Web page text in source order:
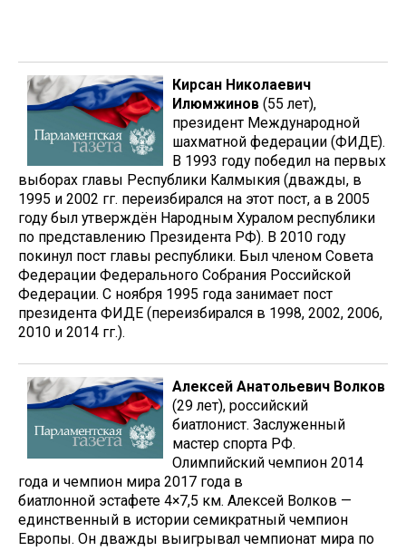
Кирсан Николаевич
Илюмжинов (55 лет),
президент Международной
шахматной федерации (ФИДЕ).
В 1993 году победил на первых
выборах главы Республики Калмыкия (дважды, в
1995 и 2002 гг. переизбирался на этот пост, а в 2005
году был утверждён Народным Хуралом республики
по представлению Президента РФ). В 2010 году
покинул пост главы республики. Был членом Совета
Федерации Федерального Собрания Российской
Федерации. С ноября 1995 года занимает пост
президента ФИДЕ (переизбирался в 1998, 2002, 2006,
2010 и 2014 гг.).
Алексей Анатольевич Волков
(29 лет), российский
биатлонист. Заслуженный
мастер спорта РФ.
Олимпийский чемпион 2014
года и чемпион мира 2017 года в
биатлонной эстафете 4×7,5 км. Алексей Волков —
единственный в истории семикратный чемпион
Европы. Он дважды выигрывал чемпионат мира по